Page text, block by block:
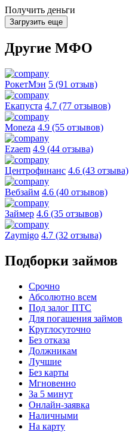
Получить деньги
Загрузить еще
Другие МФО
РокетМэн 5 (91 отзыв)
Екапуста 4.7 (77 отзывов)
Moneza 4.9 (55 отзывов)
Ezaem 4.9 (44 отзыва)
Центрофинанс 4.6 (43 отзыва)
Вебзайм 4.6 (40 отзывов)
Займер 4.6 (35 отзывов)
Zaymigo 4.7 (32 отзыва)
Подборки займов
Срочно
Абсолютно всем
Под залог ПТС
Для погашения займов
Круглосуточно
Без отказа
Должникам
Лучшие
Без карты
Мгновенно
За 5 минут
Онлайн-заявка
Наличными
На карту